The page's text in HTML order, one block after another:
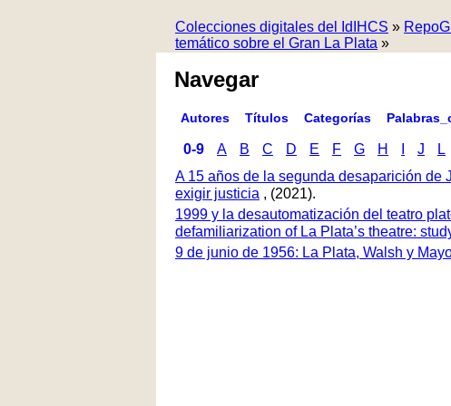
Colecciones digitales del IdIHCS »
temático sobre el Gran La Plata »
Navegar
Autores Títulos Categorías
0-9 A B C D E F G H J L
A 15 años de la segunda desaparición de
exigir justicia , (2021).
1999 y la desautomatización del teatro
defamiliarization of La Plata’s theatre:
9 de junio de 1956: La Plata, Walsh y